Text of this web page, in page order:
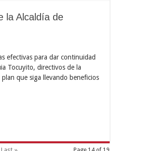
la Alcaldía de
efectivas para dar continuidad
Tocuyito, directivos de la
que siga llevando beneficios